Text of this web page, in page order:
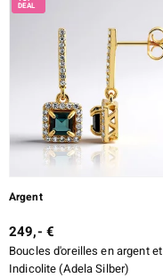
Argent
249,- €
Boucles d'oreilles en argent et
Indicolite (Adela Silber)